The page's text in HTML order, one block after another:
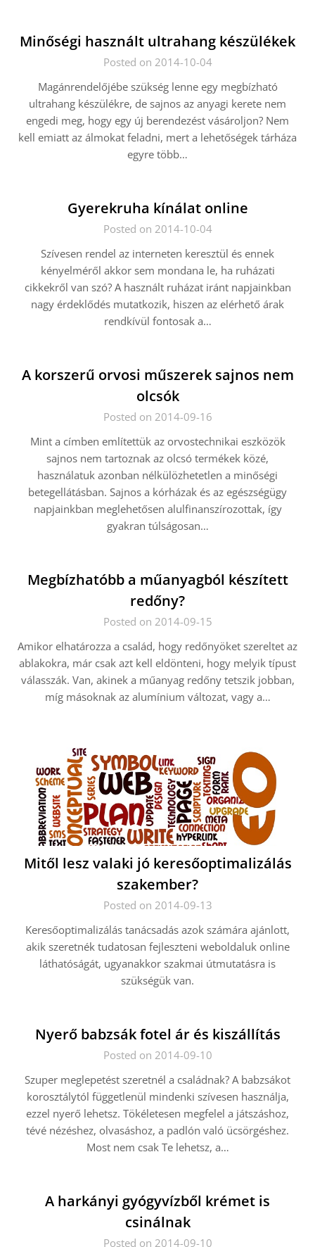
Minőségi használt ultrahang készülékek
Posted on 2014-10-04
Magánrendelőjébe szükség lenne egy megbízható
ultrahang készülékre, de sajnos az anyagi kerete nem
engedi meg, hogy egy új berendezést vásároljon? Nem
kell emiatt az álmokat feladni, mert a lehetőségek tárháza
egyre több…
Gyerekruha kínálat online
Posted on 2014-10-04
Szívesen rendel az interneten keresztül és ennek
kényelméről akkor sem mondana le, ha ruházati
cikkekről van szó? A használt ruházat iránt napjainkban
nagy érdeklődés mutatkozik, hiszen az elérhető árak
rendkívül fontosak a…
A korszerű orvosi műszerek sajnos nem
olcsók
Posted on 2014-09-16
Mint a címben említettük az orvostechnikai eszközök
sajnos nem tartoznak az olcsó termékek közé,
használatuk azonban nélkülözhetetlen a minőségi
betegellátásban. Sajnos a kórházak és az egészségügy
napjainkban meglehetősen alulfinanszírozottak, így
gyakran túlságosan…
Megbízhatóbb a műanyagból készített
redőny?
Posted on 2014-09-15
Amikor elhatározza a család, hogy redőnyöket szereltet az
ablakokra, már csak azt kell eldönteni, hogy melyik típust
válasszák. Van, akinek a műanyag redőny tetszik jobban,
míg másoknak az alumínium változat, vagy a…
Mitől lesz valaki jó keresőoptimalizálás
szakember?
Posted on 2014-09-13
Keresőoptimalizálás tanácsadás azok számára ajánlott,
akik szeretnék tudatosan fejleszteni weboldaluk online
láthatóságát, ugyanakkor szakmai útmutatásra is
szükségük van.
Nyerő babzsák fotel ár és kiszállítás
Posted on 2014-09-10
Szuper meglepetést szeretnél a családnak? A babzsákot
korosztálytól függetlenül mindenki szívesen használja,
ezzel nyerő lehetsz. Tökéletesen megfelel a játszáshoz,
tévé nézéshez, olvasáshoz, a padlón való ücsörgéshez.
Most nem csak Te lehetsz, a…
A harkányi gyógyvízből krémet is
csinálnak
Posted on 2014-09-10